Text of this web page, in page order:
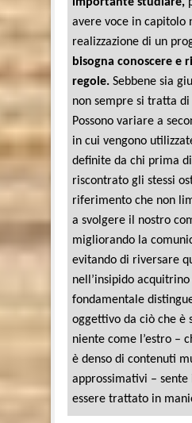
importante studiare,
avere voce in capitolo
realizzazione di un
bisogna conoscere e
regole. Sebbene sia
non sempre si tratta
Possono variare a
in cui vengono
definite da chi prima
riscontrato gli stessi
riferimento che non
a svolgere il nostro
migliorando la
evitando di riversare
nell’insipido acquitrino
fondamentale
oggettivo da ciò che è
niente come l’estro –
è denso di contenuti
approssimativi – sente
essere trattato in